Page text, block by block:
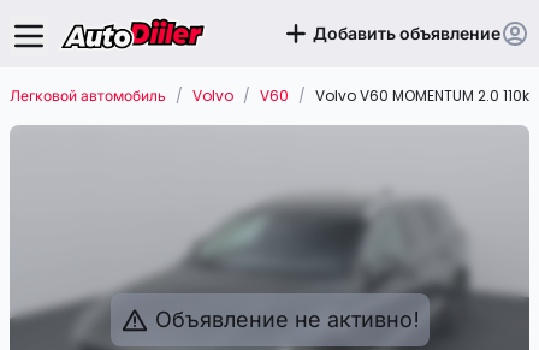
Добавить объявление
Легковой автомобиль / Volvo / V60 / Volvo V60 MOMENTUM 2.0
Объявление не активно!